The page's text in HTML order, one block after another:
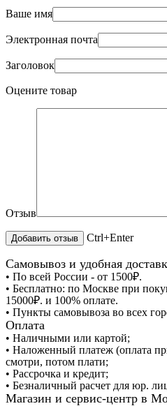
Ваше имя
Электронная почта
Заголовок
Оцените товар
Отзыв
Ctrl+Enter
Самовывоз и удобная
• По всей России - от 1500₽.
• Бесплатно: по Москве при
15000₽. и 100% оплате.
• Пункты самовывоза во всех
Оплата
• Наличными или картой;
• Наложенный платеж (оплата
смотри, потом плати;
• Рассрочка и кредит;
• Безналичный расчет для юр.
Магазин и сервис-центр в